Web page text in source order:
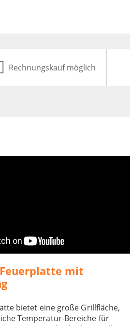
mit
bietet eine große Grillfläche,
Temperatur-Bereiche für
Rechnungskauf möglich